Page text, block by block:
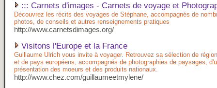
::: Carnets d'images - Carnets de voyage et
Découvrez les récits des voyages de Stéphane, accompagnés de
photos, de conseils et autres renseignements pratiques
http://www.carnetsdimages.org/
Visitons l'Europe et la France
Guillaume Ulrich vous invite à voyager. Retrouvez sa sélection de
et de pays européens, accompagnés de photographies de paysages,
présentation des moeurs et des produits nationaux.
http://www.chez.com/guillaumeetmylene/